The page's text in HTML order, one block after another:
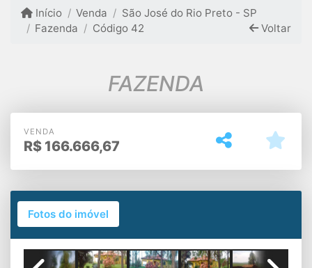
Início Venda
São José do Rio Preto - SP
Fazenda
Código 42 Voltar
FAZENDA
VENDA
R$ 166.666,67
Fotos do imóvel